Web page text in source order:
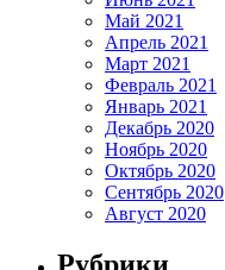
Май 2021
Апрель 2021
Март 2021
Февраль 2021
Январь 2021
Декабрь 2020
Ноябрь 2020
Октябрь 2020
Сентябрь 2020
Август 2020